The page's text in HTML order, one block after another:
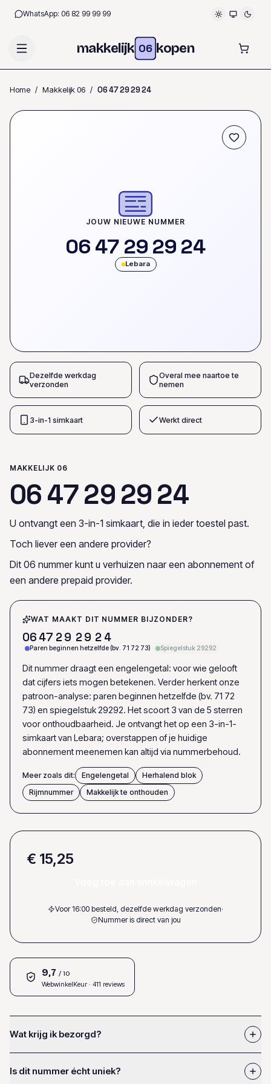
WhatsApp: 06 82 99 99 99
makkelijk 06 kopen
Home / Makkelijk 06 / 0647292924
JOUW NIEUWE NUMMER
06 47 29 29 24
Lebara
Dezelfde werkdag
verzonden
Overal mee naartoe te
nemen
3-in-1 simkaart Werkt direct
MAKKELIJK 06
0647292924
U ontvangt een 3-in-1 simkaart, die in ieder toestel past.
Toch liever een andere provider?
Dit 06 nummer kunt u verhuizen naar een abonnement of
een andere prepaid provider.
WAT MAAKT DIT NUMMER BIJZONDER?
06 47 29 29 2 4
Paren beginnen hetzelfde (bv. 71 72 73) Spiegelstuk 29292
Dit nummer draagt een engelengetal: voor wie gelooft
dat cijfers iets mogen betekenen. Verder herkent onze
patroon-analyse: paren beginnen hetzelfde (bv. 71 72
73) en spiegelstuk 29292. Het scoort 3 van de 5 sterren
voor onthoudbaarheid. Je ontvangt het op een 3-in-1-
simkaart van Lebara; overstappen of je huidige
abonnement meenemen kan altijd via nummerbehoud.
Meer zoals dit: Engelengetal
Herhalend blok
Rijmnummer
Makkelijk te onthouden
€ 15,25
Voor 16:00 besteld, dezelfde werkdag verzonden·
Nummer is direct van jou
9,7 / 10
WebwinkelKeur · 411 reviews
Wat krijg ik bezorgd?
Is dit nummer écht uniek?